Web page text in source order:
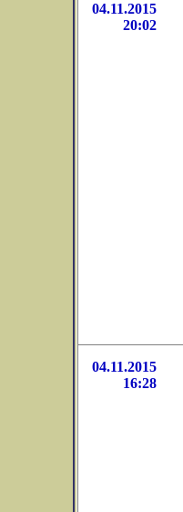
04.11.2015
20:02
04.11.2015
16:28